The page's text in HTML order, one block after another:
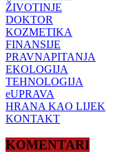
ŽIVOTINJE
DOKTOR
KOZMETIKA
FINANSIJE
PRAVNAPITANJA
EKOLOGIJA
TEHNOLOGIJA
eUPRAVA
HRANA KAO LIJEK
KONTAKT
KOMENTARI